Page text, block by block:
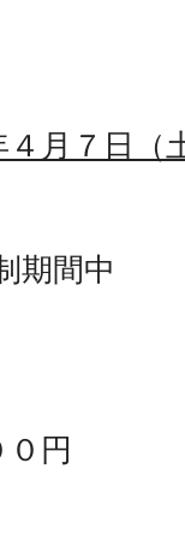
月７日（
間中
円